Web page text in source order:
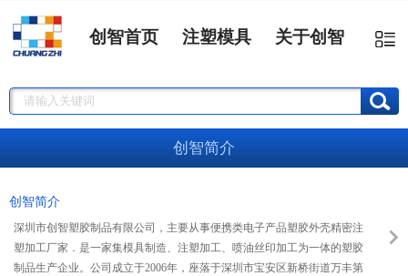
创智首页 注塑模具 关于创智
创智简介
创智简介
深圳市创智塑胶制品有限公司，主要从事便携类电子产品塑胶外壳精密注
塑加工厂家．是一家集模具制造、注塑加工、喷油丝印加工为一体的塑胶
制品生产企业。公司成立于2006年，座落于深圳市宝安区新桥街道万丰第